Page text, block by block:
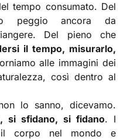
tempo consumato. Del
peggio ancora da
Del pieno che
il tempo, misurarlo,
alle immagini dei
così dentro al
lo sanno, dicevamo.
si sfidano, si fidano. I
il corpo nel mondo e